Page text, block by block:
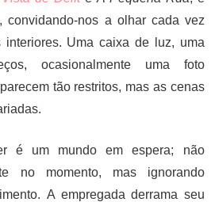
convidando-nos a olhar cada vez
Uma caixa de luz, uma
ocasionalmente uma foto
tão restritos, mas as cenas
é um mundo em espera; não
no momento, mas ignorando
A empregada derrama seu